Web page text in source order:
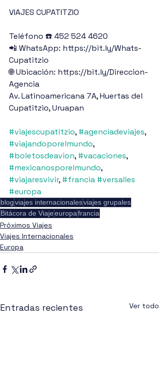
VIAJES CUPATITZIO
Teléfono ☎️ 452 524 4620
📲 WhatsApp: https://bit.ly/Whats-
Cupatitzio
🌐 Ubicación: https://bit.ly/Direccion-
Agencia
Av. Latinoamericana 7A, Huertas del
Cupatitzio, Uruapan
#viajescupatitzio, #agenciadeviajes,
#viajandoporelmundo,
#boletosdeavion, #vacaciones,
#mexicanosporelmundo,
#viajaresvivir, #francia #versalles
#europa
blogviajes internacionalesviajes grupales
Bitácora de Viajeeuropafrancia
Próximos Viajes
Viajes Internacionales
Europa
Entradas recientes Ver todo